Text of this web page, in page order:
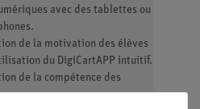
avec des tablettes ou
de la motivation des élèves
du DigiCartAPP intuitif.
de la compétence des